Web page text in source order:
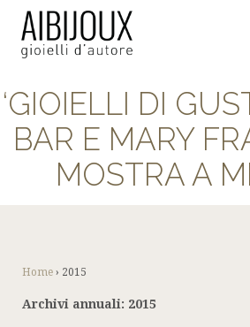
‘GIOIELLI DI
BAR E MARY
MOSTRA A
Home › 2015
Archivi annuali: 2015